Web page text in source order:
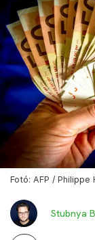
Fotó: AFP / Philippe
Stubnya